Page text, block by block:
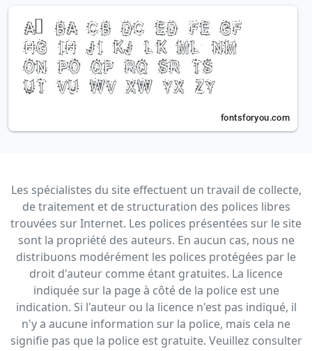
Les spécialistes du site effectuent un travail de collecte,
de traitement et de structuration des polices libres
trouvées sur Internet. Les polices présentées sur le site
sont la propriété des auteurs. En aucun cas, nous ne
distribuons modérément les polices protégées par le
droit d'auteur comme étant gratuites. La licence
indiquée sur la page à côté de la police est une
indication. Si l'auteur ou la licence n'est pas indiqué, il
n'y a aucune information sur la police, mais cela ne
signifie pas que la police est gratuite. Veuillez consulter